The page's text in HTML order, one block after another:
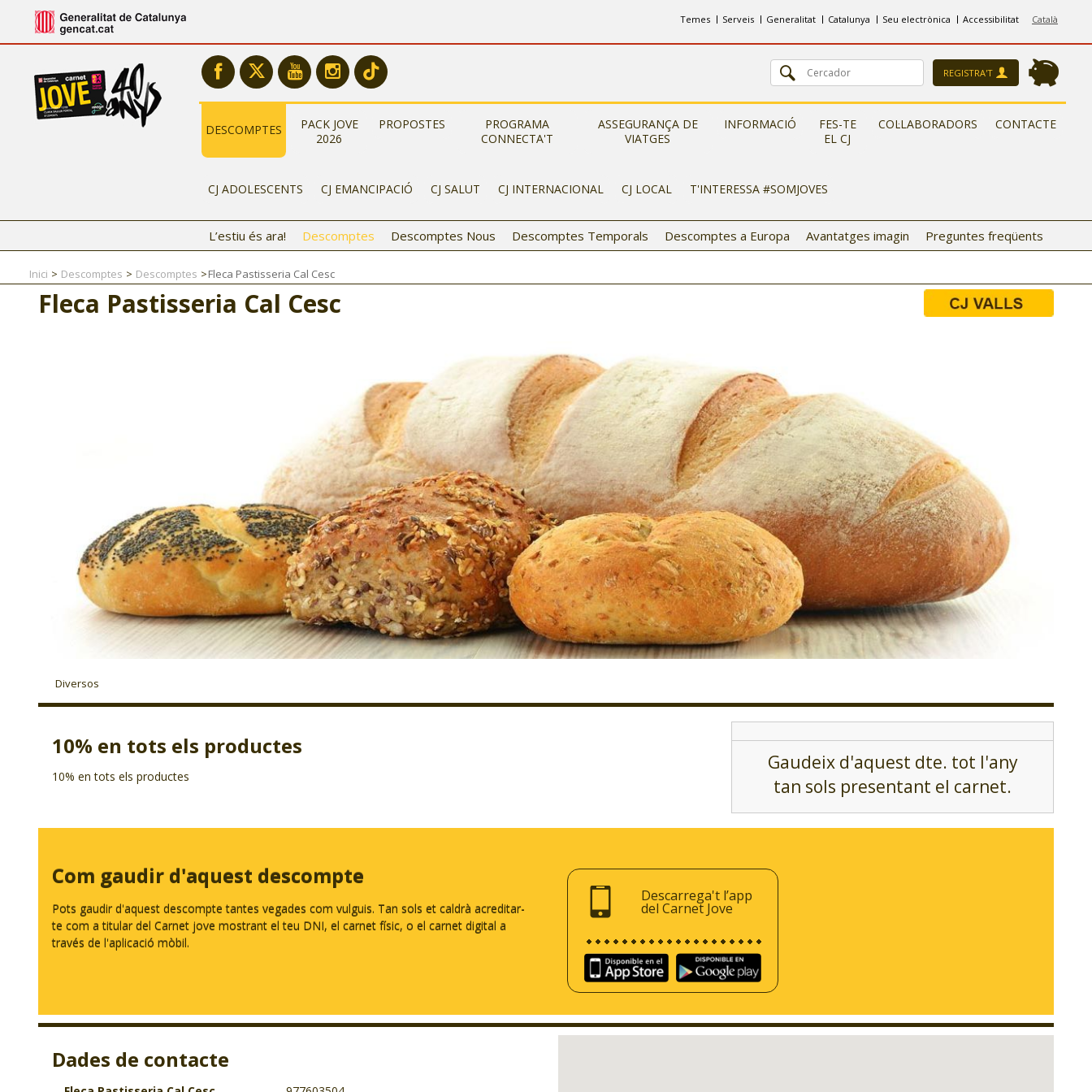
Català
Temes Serveis Generalitat Catalunya Seu electrònica Accessibilitat
REGISTRA'T
DESCOMPTES
PACK JOVE
2026
PROPOSTES
PROGRAMA
CONNECTA'T
ASSEGURANÇA DE
VIATGES
INFORMACIÓ
FES-TE
EL CJ
COL·LABORADORS CONTACTE
CJ ADOLESCENTS CJ EMANCIPACIÓ CJ SALUT CJ INTERNACIONAL CJ LOCAL T'INTERESSA #SOMJOVES
L’estiu és ara! Descomptes Descomptes Nous Descomptes Temporals Descomptes a Europa Avantatges imagin Preguntes freqüents
Inici Descomptes Descomptes Fleca Pastisseria Cal Cesc
Fleca Pastisseria Cal Cesc
Diversos
10% en tots els productes
10% en tots els productes
Gaudeix d'aquest dte. tot l'any
tan sols presentant el carnet.
Com gaudir d'aquest descompte
Pots gaudir d'aquest descompte tantes vegades com vulguis. Tan sols et caldrà acreditar-
te com a titular del Carnet jove mostrant el teu DNI, el carnet físic, o el carnet digital a
través de l'aplicació mòbil.
Descarrega't l’app
del Carnet Jove
Dades de contacte